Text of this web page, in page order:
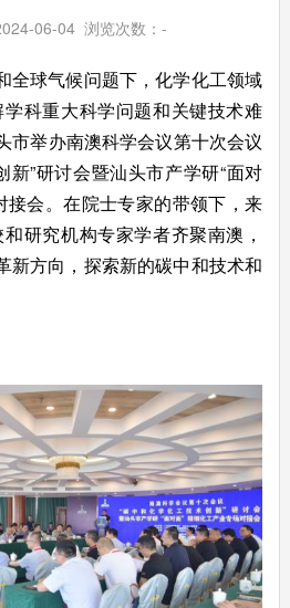
06-04 浏览次数：-
球气候问题下，化学化工领域
科重大科学问题和关键技术难
举办南澳科学会议第十次会议
新”研讨会暨汕头市产学研“面对
接会。在院士专家的带领下，来
研究机构专家学者齐聚南澳，
新方向，探索新的碳中和技术和